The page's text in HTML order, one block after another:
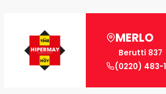
MERLO
Berutti 837
(0220) 483-